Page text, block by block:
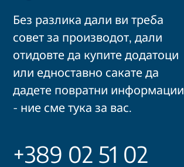
Без разлика дали ви треба
совет за производот, дали
отидовте да купите додатоци
или едноставно сакате да
дадете повратни информации
- ние сме тука за вас.
+389 02 51 02